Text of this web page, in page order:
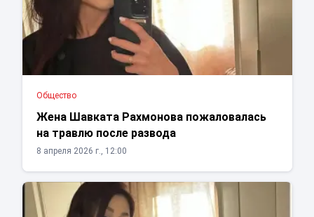
Общество
Жена Шавката Рахмонова пожаловалась
на травлю после развода
8 апреля 2026 г., 12:00